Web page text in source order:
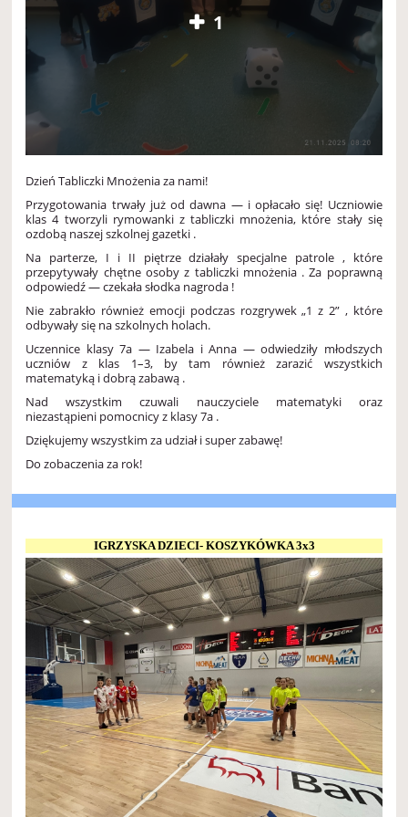
1
Dzień Tabliczki Mnożenia za nami!
Przygotowania trwały już od dawna — i opłacało się! Uczniowie
klas 4 tworzyli rymowanki z tabliczki mnożenia, które stały się
ozdobą naszej szkolnej gazetki .
Na parterze, I i II piętrze działały specjalne patrole , które
przepytywały chętne osoby z tabliczki mnożenia . Za poprawną
odpowiedź — czekała słodka nagroda !
Nie zabrakło również emocji podczas rozgrywek „1 z 2” , które
odbywały się na szkolnych holach.
Uczennice klasy 7a — Izabela i Anna — odwiedziły młodszych
uczniów z klas 1–3, by tam również zarazić wszystkich
matematyką i dobrą zabawą .
Nad wszystkim czuwali nauczyciele matematyki oraz
niezastąpieni pomocnicy z klasy 7a .
Dziękujemy wszystkim za udział i super zabawę!
Do zobaczenia za rok!
IGRZYSKA DZIECI- KOSZYKÓWKA 3x3